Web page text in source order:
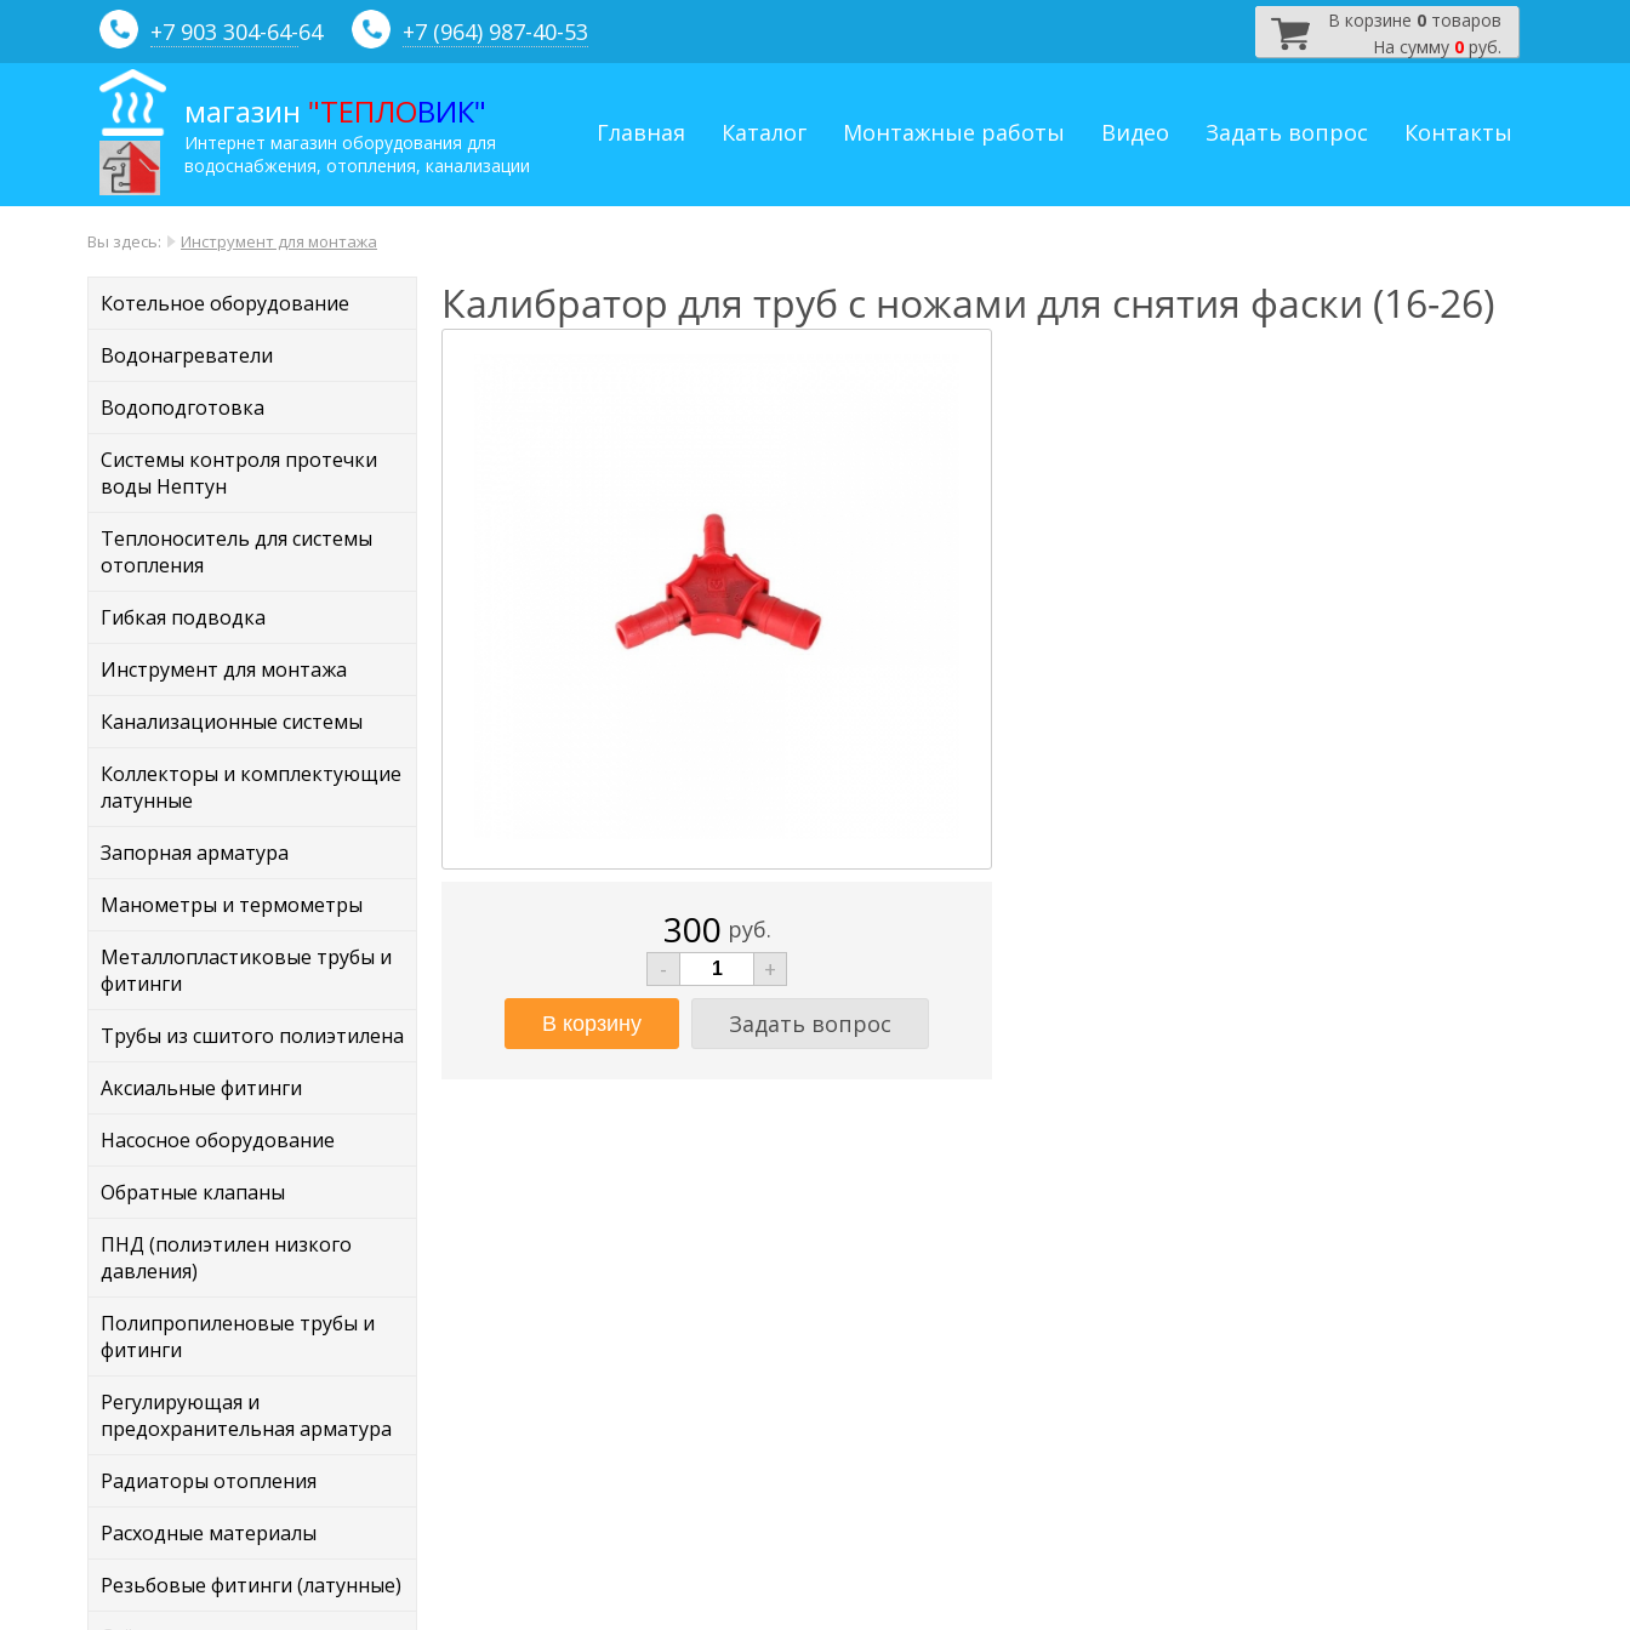
+7 903 304-64-64 +7 (964) 987-40-53 В корзине 0 товаров
На сумму 0 руб.
магазин "ТЕПЛОВИК"
Интернет магазин оборудования для
водоснабжения, отопления, канализации
Главная Каталог Монтажные работы Видео Задать вопрос Контакты
Вы здесь: Инструмент для монтажа
Котельное оборудование
Водонагреватели
Водоподготовка
Системы контроля протечки
воды Нептун
Теплоноситель для системы
отопления
Гибкая подводка
Инструмент для монтажа
Канализационные системы
Коллекторы и комплектующие
латунные
Запорная арматура
Манометры и термометры
Металлопластиковые трубы и
фитинги
Трубы из сшитого полиэтилена
Аксиальные фитинги
Насосное оборудование
Обратные клапаны
ПНД (полиэтилен низкого
давления)
Полипропиленовые трубы и
фитинги
Регулирующая и
предохранительная арматура
Радиаторы отопления
Расходные материалы
Резьбовые фитинги (латунные)
Калибратор для труб с ножами для снятия фаски (16-26)
300 руб.
-
+
Задать вопрос